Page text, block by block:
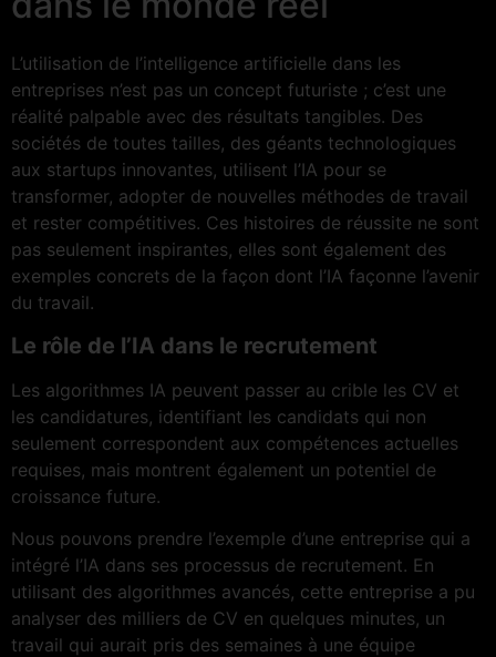
L’utilisation de l’intelligence artificielle dans les
entreprises n’est pas un concept futuriste ; c’est une
réalité palpable avec des résultats tangibles. Des
sociétés de toutes tailles, des géants technologiques
aux startups innovantes, utilisent l’IA pour se
transformer, adopter de nouvelles méthodes de travail
et rester compétitives. Ces histoires de réussite ne sont
pas seulement inspirantes, elles sont également des
exemples concrets de la façon dont l’IA façonne l’avenir
du travail.
Le rôle de l’IA dans le recrutement
Les algorithmes IA peuvent passer au crible les CV et
les candidatures, identifiant les candidats qui non
seulement correspondent aux compétences actuelles
requises, mais montrent également un potentiel de
croissance future.
Nous pouvons prendre l’exemple d’une entreprise qui a
intégré l’IA dans ses processus de recrutement. En
utilisant des algorithmes avancés, cette entreprise a pu
analyser des milliers de CV en quelques minutes, un
travail qui aurait pris des semaines à une équipe